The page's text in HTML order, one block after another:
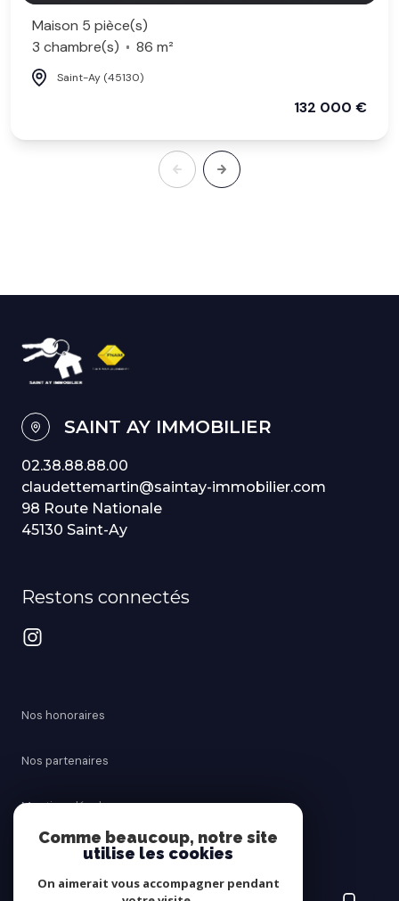
Maison 5 pièce(s)
3 chambre(s)
86 m²
Saint-Ay (45130)
132 000 €
SAINT AY IMMOBILIER
02.38.88.88.00
claudettemartin@saintay-immobilier.com
98 Route Nationale
45130 Saint-Ay
Restons connectés
Nos honoraires
Nos partenaires
Mentions légales
Comme beaucoup, notre site
utilise les cookies
On aimerait vous accompagner pendant